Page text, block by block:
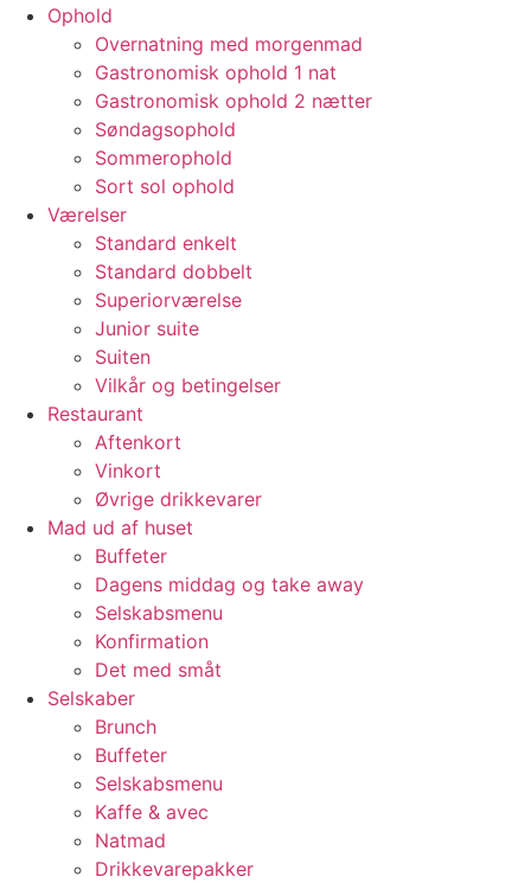
Ophold
Overnatning med morgenmad
Gastronomisk ophold 1 nat
Gastronomisk ophold 2 nætter
Søndagsophold
Sommerophold
Sort sol ophold
Værelser
Standard enkelt
Standard dobbelt
Superiorværelse
Junior suite
Suiten
Vilkår og betingelser
Restaurant
Aftenkort
Vinkort
Øvrige drikkevarer
Mad ud af huset
Buffeter
Dagens middag og take away
Selskabsmenu
Konfirmation
Det med småt
Selskaber
Brunch
Buffeter
Selskabsmenu
Kaffe & avec
Natmad
Drikkevarepakker